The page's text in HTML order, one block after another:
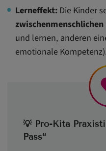
Lerneffekt:Die Kinder
und lernen, anderen
emotionale Kompetenz).
💡 Pro-Kita
Pass“